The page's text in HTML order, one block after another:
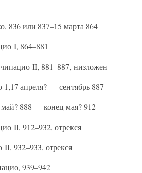
836 или 837–15 марта 864
I, 864–881
II, 881–887, низложен
апреля? — сентябрь 887
888 — конец мая? 912
II, 912–932, отрекся
932–933, отрекся
939–942